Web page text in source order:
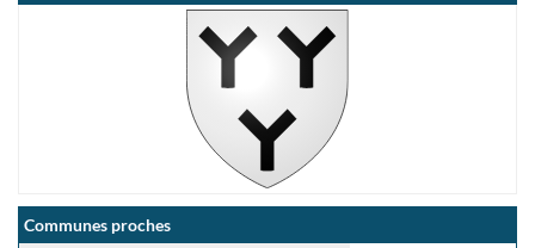
Communes proches